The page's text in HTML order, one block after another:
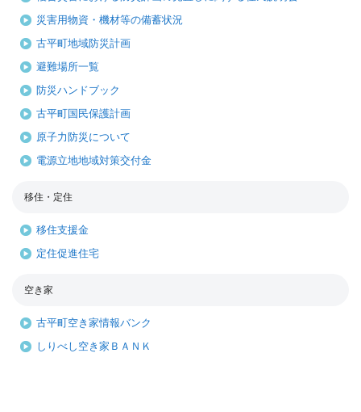
災害用物資・機材等の備蓄状況
古平町地域防災計画
避難場所一覧
防災ハンドブック
古平町国民保護計画
原子力防災について
電源立地地域対策交付金
移住・定住
移住支援金
定住促進住宅
空き家
古平町空き家情報バンク
しりべし空き家ＢＡＮＫ